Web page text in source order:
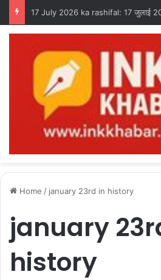
Home / january 23rd in history
january
history